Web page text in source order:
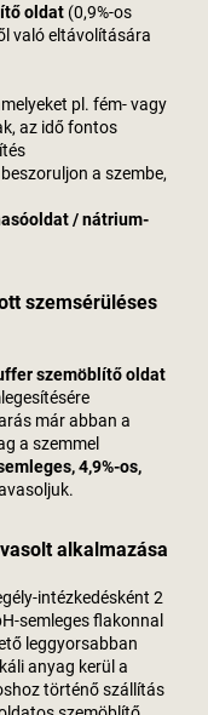
oldat (0,9%-os
való eltávolítására
pl. fém- vagy
az idő fontos
a szembe,
/ nátrium-
szemsérüléses
szemöblítő oldat
már abban a
a szemmel
4,9%-os,
alkalmazása
intézkedésként 2
semleges flakonnal
leggyorsabban
anyag kerül a
történő szállítás